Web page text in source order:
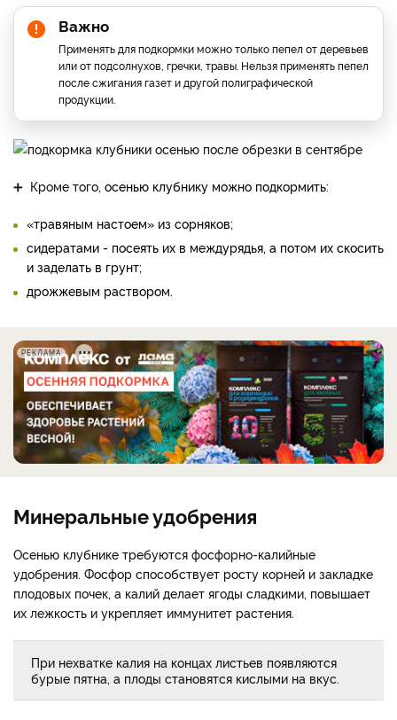
Важно
Применять для подкормки можно только пепел от деревьев
или от подсолнухов, гречки, травы. Нельзя применять пепел
после сжигания газет и другой полиграфической
продукции.
➕ Кроме того, осенью клубнику можно подкормить:
«травяным настоем» из сорняков;
сидератами - посеять их в междурядья, а потом их скосить
и заделать в грунт;
дрожжевым раствором.
РЕКЛАМА
Минеральные удобрения
Осенью клубнике требуются фосфорно-калийные
удобрения. Фосфор способствует росту корней и закладке
плодовых почек, а калий делает ягоды сладкими, повышает
их лежкость и укрепляет иммунитет растения.
При нехватке калия на концах листьев появляются
бурые пятна, а плоды становятся кислыми на вкус.